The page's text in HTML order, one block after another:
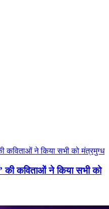
की कविताओं ने किया सभी को